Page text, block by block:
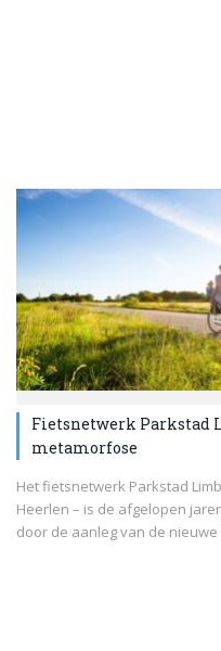
Fietsnetwerk Parkstad
metamorfose
Het fietsnetwerk Parkstad
Heerlen – is de afgelopen
door de aanleg van de nieuwe